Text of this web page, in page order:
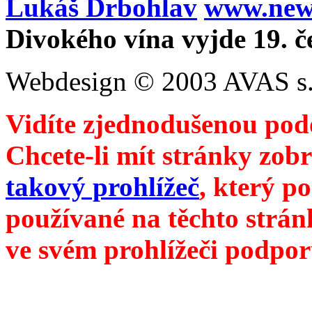
Lukáš Drbohlav
Divokého vína vyjde 19.
Webdesign © 2003 AVAS
Vidíte zjednodušenou
Chcete-li mít stránky
takový prohlížeč, který
používané na těchto
ve svém prohlížeči